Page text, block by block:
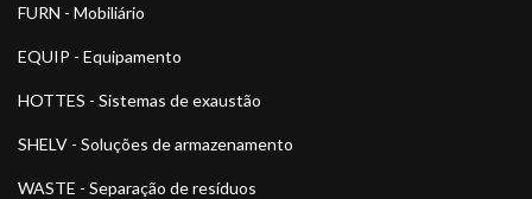
FURN - Mobiliário
EQUIP - Equipamento
HOTTES - Sistemas de exaustão
SHELV - Soluções de armazenamento
WASTE - Separação de resíduos